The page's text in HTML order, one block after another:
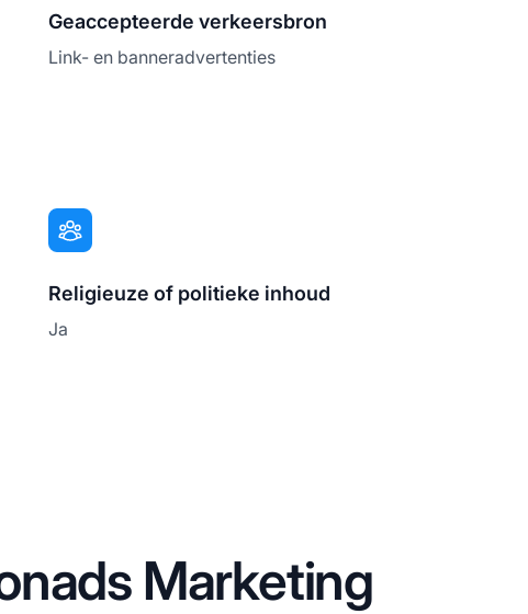
Geaccepteerde verkeersbron
Link- en banneradvertenties
Religieuze of politieke inhoud
Ja
Marketing